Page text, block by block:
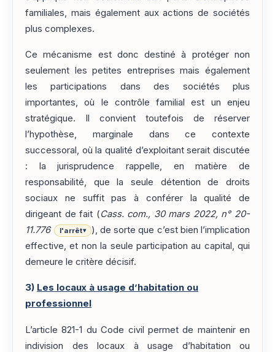
familiales, mais également aux actions de sociétés
plus complexes.
Ce mécanisme est donc destiné à protéger non
seulement les petites entreprises mais également
les participations dans des sociétés plus
importantes, où le contrôle familial est un enjeu
stratégique. Il convient toutefois de réserver
l’hypothèse, marginale dans ce contexte
successoral, où la qualité d’exploitant serait discutée
: la jurisprudence rappelle, en matière de
responsabilité, que la seule détention de droits
sociaux ne suffit pas à conférer la qualité de
dirigeant de fait (Cass. com., 30 mars 2022, n° 20-
11.776
l'arrêt▾
), de sorte que c’est bien l’implication
effective, et non la seule participation au capital, qui
demeure le critère décisif.
3) Les locaux à usage d’habitation ou
professionnel
L’article 821-1 du Code civil permet de maintenir en
indivision des locaux à usage d’habitation ou